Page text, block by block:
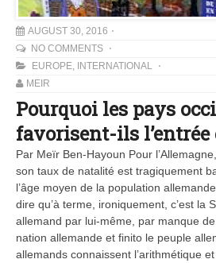
AUGUST 30, 2016
NO COMMENTS
EUROPE, INTERNATIONAL
MEIR
Pourquoi les pays
favorisent-ils
Par Meïr Ben-Hayoun Pour
son taux de natalité est tragiquement
l’âge moyen de la population
dire qu’à terme, ironiquement, c’est la
allemand par lui-même, par manque
nation allemande et finito le peuple
allemands connaissent l’arithmétique